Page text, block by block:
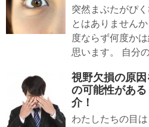
突然まぶたがぴ
とはありません
度ならず何度か
思います。 自分
視野欠損の原
の可能性があ
介！
わたしたちの目